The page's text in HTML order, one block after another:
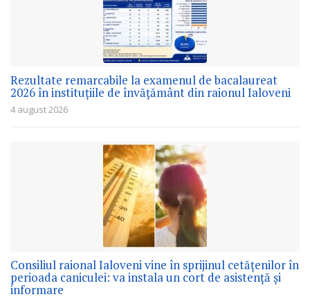
Rezultate remarcabile la examenul de bacalaureat
2026 în instituțiile de învățământ din raionul Ialoveni
4 august 2026
Consiliul raional Ialoveni vine în sprijinul cetățenilor în
perioada caniculei: va instala un cort de asistență și
informare